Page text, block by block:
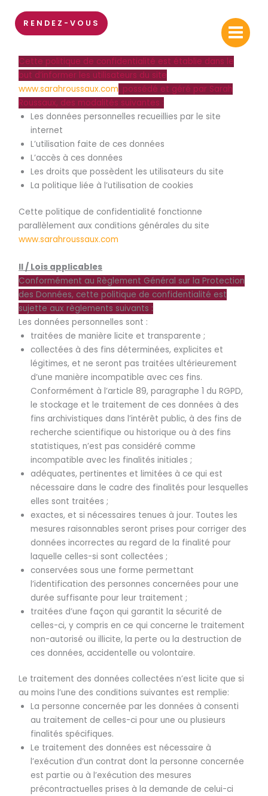
contenu
RENDEZ-VOUS
Politique de confidentialité
Cette politique de confidentialité est établie dans le
but d’informer les utilisateurs du site
www.sarahroussaux.com, possédé et géré par Sarah
Roussaux, des modalités suivantes :
Les données personnelles recueillies par le site
internet
L’utilisation faite de ces données
L’accès à ces données
Les droits que possèdent les utilisateurs du site
La politique liée à l’utilisation de cookies
Cette politique de confidentialité fonctionne
parallèlement aux conditions générales du site
www.sarahroussaux.com
II / Lois applicables
Conformément au Règlement Général sur la Protection
des Données, cette politique de confidentialité est
sujette aux règlements suivants :
Les données personnelles sont :
traitées de manière licite et transparente ;
collectées à des fins déterminées, explicites et
légitimes, et ne seront pas traitées ultérieurement
d’une manière incompatible avec ces fins.
Conformément à l’article 89, paragraphe 1 du RGPD,
le stockage et le traitement de ces données à des
fins archivistiques dans l’intérêt public, à des fins de
recherche scientifique ou historique ou à des fins
statistiques, n’est pas considéré comme
incompatible avec les finalités initiales ;
adéquates, pertinentes et limitées à ce qui est
nécessaire dans le cadre des finalités pour lesquelles
elles sont traitées ;
exactes, et si nécessaires tenues à jour. Toutes les
mesures raisonnables seront prises pour corriger des
données incorrectes au regard de la finalité pour
laquelle celles-si sont collectées ;
conservées sous une forme permettant
l’identification des personnes concernées pour une
durée suffisante pour leur traitement ;
traitées d’une façon qui garantit la sécurité de
celles-ci, y compris en ce qui concerne le traitement
non-autorisé ou illicite, la perte ou la destruction de
ces données, accidentelle ou volontaire.
Le traitement des données collectées n’est licite que si
au moins l’une des conditions suivantes est remplie:
La personne concernée par les données à consenti
au traitement de celles-ci pour une ou plusieurs
finalités spécifiques.
Le traitement des données est nécessaire à
l’exécution d’un contrat dont la personne concernée
est partie ou à l’exécution des mesures
précontractuelles prises à la demande de celui-ci